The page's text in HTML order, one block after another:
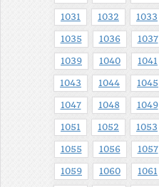
1031 1032 1033
1035 1036 1037
1039 1040 1041
1043 1044 1045
1047 1048 1049
1051 1052 1053
1055 1056 1057
1059 1060 1061